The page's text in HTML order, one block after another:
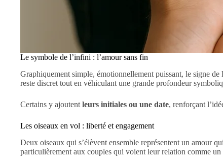
Le symbole de l’infini : l’amour sans fin
Graphiquement simple, émotionnellement puissant, le signe
reste discret tout en véhiculant une grande profondeur
Certains y ajoutent leurs initiales ou une date, renforçant
Les oiseaux en vol : liberté et engagement
Deux oiseaux qui s’élèvent ensemble représentent un amour
particulièrement aux couples qui voient leur relation comme un